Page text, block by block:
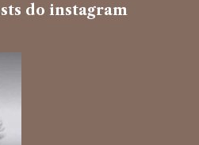
do instagram